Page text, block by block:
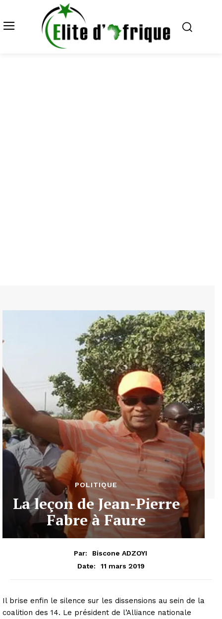
POLITIQUE
La leçon de Jean-Pierre
Fabre à Faure
Par:
Biscone ADZOYI
Date:
11 mars 2019
Il brise enfin le silence sur les dissensions au sein de la
coalition des 14. Le président de l’Alliance nationale